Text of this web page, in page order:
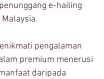
e-hailing
pengalaman
premium menerusi
daripada